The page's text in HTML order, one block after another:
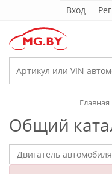
Вход
Общий
Главная